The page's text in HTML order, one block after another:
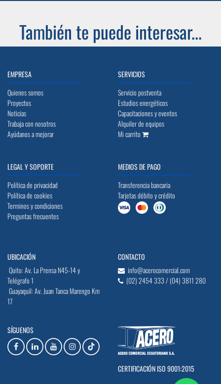
También te puede interesar...
EMPRESA
Quienes somos
Proyectos
Noticias
Trabaja con nosotros
Ayúdanos a mejorar
SERVICIOS
Servicio postventa
Estudios energéticos
Capacitaciones y eventos
Alquiler de equipos
Mi carrito
LEGAL Y SOPORTE
Política de privacidad
Política de cookies
Terminos y condiciones
Preguntas frecuentes
MEDIOS DE PAGO
Transferencia bancaria
Tarjetas débito y crédito
UBICACIÓN
Quito: Av. La Prensa N45-14 y
Telégrafo 1
Guayaquil: Av. Juan Tanca Marengo Km
17
CONTACTO
info@acerocomercial.com
(02) 2454 333 / (04) 3811 280
SÍGUENOS
CERTIFICACIÓN ISO 9001:2015